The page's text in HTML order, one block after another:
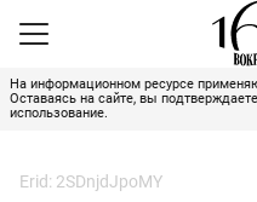
На информационном ресурсе
Оставаясь на сайте, вы
использование.
Erid: 2SDnjdJpoMY